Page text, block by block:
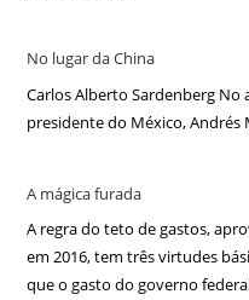
No lugar da China
Carlos Alberto Sardenberg
presidente do México, Andrés
A mágica furada
A regra do teto de gastos,
em 2016, tem três virtudes
que o gasto do governo